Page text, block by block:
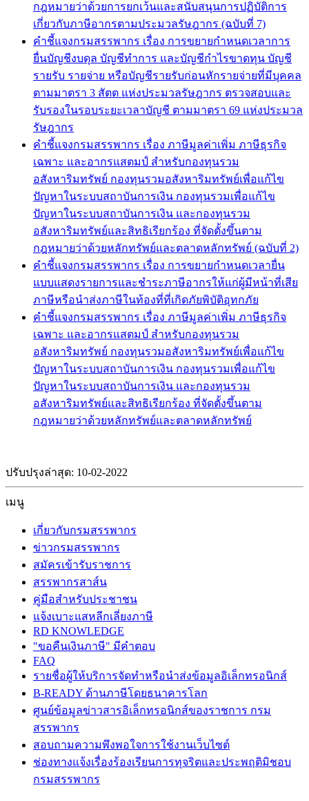
กฎหมายว่าด้วยการยกเว้นและสนับสนุนการปฏิบัติการ
เกี่ยวกับภาษีอากรตามประมวลรัษฎากร (ฉบับที่ 7)
คำชี้แจงกรมสรรพากร เรื่อง การขยายกำหนดเวลาการ
ยื่นบัญชีงบดุล บัญชีทำการ และบัญชีกำไรขาดทุน บัญชี
รายรับ รายจ่าย หรือบัญชีรายรับก่อนหักรายจ่ายที่มีบุคคล
ตามมาตรา 3 สัตต แห่งประมวลรัษฎากร ตรวจสอบและ
รับรองในรอบระยะเวลาบัญชี ตามมาตรา 69 แห่งประมวล
รัษฎากร
คำชี้แจงกรมสรรพากร เรื่อง ภาษีมูลค่าเพิ่ม ภาษีธุรกิจ
เฉพาะ และอากรแสตมป์ สำหรับกองทุนรวม
อสังหาริมทรัพย์ กองทุนรวมอสังหาริมทรัพย์เพื่อแก้ไข
ปัญหาในระบบสถาบันการเงิน กองทุนรวมเพื่อแก้ไข
ปัญหาในระบบสถาบันการเงิน และกองทุนรวม
อสังหาริมทรัพย์และสิทธิเรียกร้อง ที่จัดตั้งขึ้นตาม
กฎหมายว่าด้วยหลักทรัพย์และตลาดหลักทรัพย์ (ฉบับที่ 2)
คำชี้แจงกรมสรรพากร เรื่อง การขยายกำหนดเวลายื่น
แบบแสดงรายการและชำระภาษีอากรให้แก่ผู้มีหน้าที่เสีย
ภาษีหรือนำส่งภาษีในท้องที่ที่เกิดภัยพิบัติอุทกภัย
คำชี้แจงกรมสรรพากร เรื่อง ภาษีมูลค่าเพิ่ม ภาษีธุรกิจ
เฉพาะ และอากรแสตมป์ สำหรับกองทุนรวม
อสังหาริมทรัพย์ กองทุนรวมอสังหาริมทรัพย์เพื่อแก้ไข
ปัญหาในระบบสถาบันการเงิน กองทุนรวมเพื่อแก้ไข
ปัญหาในระบบสถาบันการเงิน และกองทุนรวม
อสังหาริมทรัพย์และสิทธิเรียกร้อง ที่จัดตั้งขึ้นตาม
กฎหมายว่าด้วยหลักทรัพย์และตลาดหลักทรัพย์
ปรับปรุงล่าสุด: 10-02-2022
เมนู
เกี่ยวกับกรมสรรพากร
ข่าวกรมสรรพากร
สมัครเข้ารับราชการ
สรรพากรสาส์น
คู่มือสำหรับประชาชน
แจ้งเบาะแสหลีกเลี่ยงภาษี
RD KNOWLEDGE
"ขอคืนเงินภาษี" มีคำตอบ
FAQ
รายชื่อผู้ให้บริการจัดทำหรือนำส่งข้อมูลอิเล็กทรอนิกส์
B-READY ด้านภาษีโดยธนาคารโลก
ศูนย์ข้อมูลข่าวสารอิเล็กทรอนิกส์ของราชการ กรม
สรรพากร
สอบถามความพึงพอใจการใช้งานเว็บไซต์
ช่องทางแจ้งเรื่องร้องเรียนการทุจริตและประพฤติมิชอบ
กรมสรรพากร